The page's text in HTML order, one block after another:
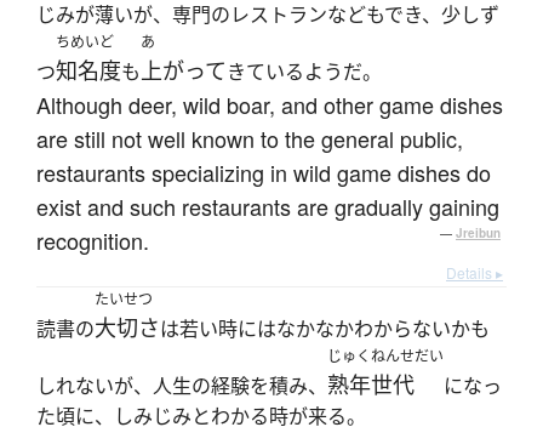
じみが薄いが、専門のレストランなどもでき、少しず
つ
ちめいど
知名度も
あ
上がってきているようだ。
Although deer, wild boar, and other game dishes
are still not well known to the general public,
restaurants specializing in wild game dishes do
exist and such restaurants are gradually gaining
recognition.
— Jreibun
Details ▸
読書の
たいせつ
大切さは若い時にはなかなかわからないかも
しれないが、人生の経験を積み、
じゅくねんせだい
熟年世代
になっ
た頃に、しみじみとわかる時が来る。